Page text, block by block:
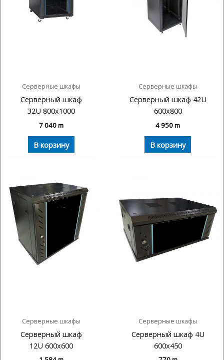
Серверные шкафы
Серверный шкаф
32U 800х1000
7 040m
В корзину
Серверные шкафы
Серверный шкаф 42U
600х800
4 950m
В корзину
Серверные шкафы
Серверный шкаф
12U 600х600
Серверные шкафы
Серверный шкаф 4U
600х450